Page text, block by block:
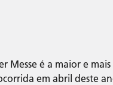
Messe é a maior e
em abril deste